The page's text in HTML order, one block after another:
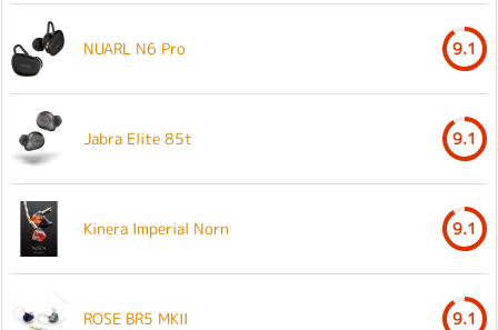
NUARL N6 Pro 9.1
Jabra Elite 85t 9.1
Kinera Imperial Norn 9.1
ROSE BR5 MKII 9.1